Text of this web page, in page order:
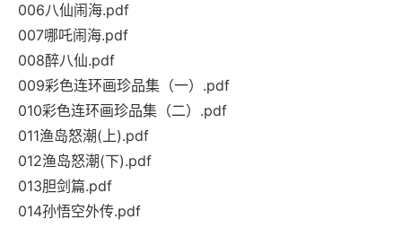
006八仙闹海.pdf
007哪吒闹海.pdf
008醉八仙.pdf
009彩色连环画珍品集（一）.pdf
010彩色连环画珍品集（二）.pdf
011渔岛怒潮(上).pdf
012渔岛怒潮(下).pdf
013胆剑篇.pdf
014孙悟空外传.pdf